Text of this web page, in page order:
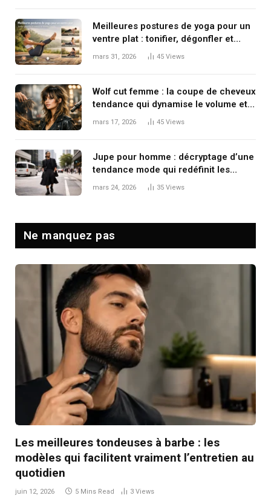
Meilleures postures de yoga pour un
ventre plat : tonifier, dégonfler et
renforcer en douceur
mars 31, 2026 45 Views
Wolf cut femme : la coupe de cheveux
tendance qui dynamise le volume et
le mouvement
mars 17, 2026 45 Views
Jupe pour homme : décryptage d’une
tendance mode qui redéfinit les
codes masculins
mars 24, 2026 35 Views
Ne manquez pas
Les meilleures tondeuses à barbe : les
modèles qui facilitent vraiment l’entretien au
quotidien
juin 12, 2026 5 Mins Read 3 Views